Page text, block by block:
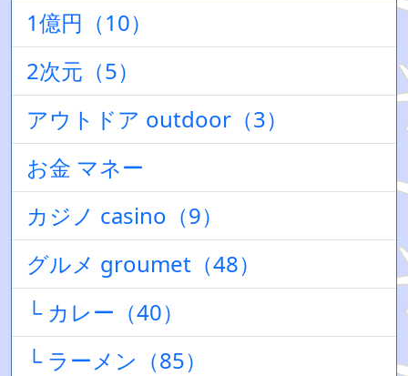
1億円（10）
2次元（5）
アウトドア outdoor（3）
お金 マネー
カジノ casino（9）
グルメ groumet（48）
└ カレー（40）
└ ラーメン（85）